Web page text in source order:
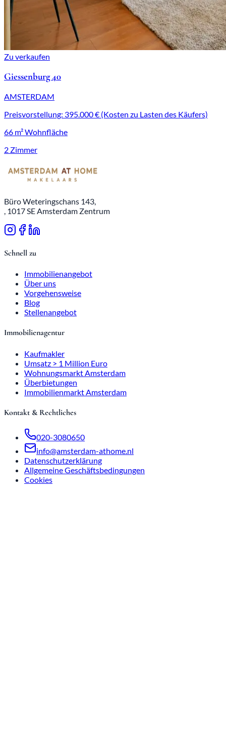
Zu verkaufen
Giessenburg 40
AMSTERDAM
Preisvorstellung: 395.000 € (Kosten zu Lasten des Käufers)
66 m² Wohnfläche
2 Zimmer
Büro Weteringschans 143,
, 1017 SE Amsterdam Zentrum
Schnell zu
Immobilienangebot
Über uns
Vorgehensweise
Blog
Stellenangebot
Immobilienagentur
Kaufmakler
Umsatz > 1 Million Euro
Wohnungsmarkt Amsterdam
Überbietungen
Immobilienmarkt Amsterdam
Kontakt & Rechtliches
020-3080650
info@amsterdam-athome.nl
Datenschutzerklärung
Allgemeine Geschäftsbedingungen
Cookies